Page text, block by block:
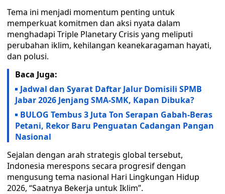
Tema ini menjadi momentum penting untuk
memperkuat komitmen dan aksi nyata dalam
menghadapi Triple Planetary Crisis yang meliputi
perubahan iklim, kehilangan keanekaragaman hayati,
dan polusi.
Baca Juga:
Jadwal dan Syarat Daftar Jalur Domisili SPMB
Jabar 2026 Jenjang SMA-SMK, Kapan Dibuka?
BULOG Tembus 3 Juta Ton Serapan Gabah-Beras
Petani, Rekor Baru Penguatan Cadangan Pangan
Nasional
Sejalan dengan arah strategis global tersebut,
Indonesia merespons secara progresif dengan
mengusung tema nasional Hari Lingkungan Hidup
2026, “Saatnya Bekerja untuk Iklim”.